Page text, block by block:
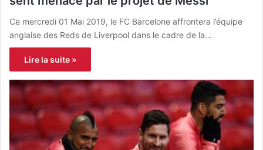
Ce mercredi 01 Mai 2019, le FC Barcelone affrontera l’équipe
anglaise des Reds de Liverpool dans le cadre de la…
Lire la suite »